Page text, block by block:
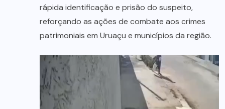
rápida identificação e prisão do suspeito,
reforçando as ações de combate aos crimes
patrimoniais em Uruaçu e municípios da região.